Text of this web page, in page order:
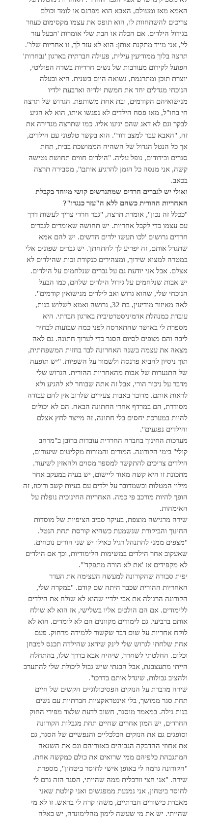
האמא מאז ומעולם, האבא הוא מפרנס או לומד וכולם
צריכים להשתחוות לו, הוא תופס את עצמו מקסימום כעוזר
בגידול הילדים. אם הכלה או הבת שלי אומרות 'הבעל עזר
לי', אני מייד מתקנת אותן: הוא לא עזר לך, זו אחריות שלו".
תרצה בלוך ממודיעין עילית, פעילה חברתית בארגון 'נבחרות'
הפועל לקידום מעורבות של נשים חרדיות בשדה הפוליטי,
יוצרת תוכן ומתרגמת, נשואה היום בשנית. היא ובעלה
הנוכחי מגדלים יחד את חמשת ילדיה וארבעת ילדיו
מנישואיהם הקודמים, ובת אחת משותפת. הגרוש של תרצה
חי בחו"ל, מאז פסח הילדים לא נפגשו איתו, הוא לא הגיע
לבקר וגם לא דאג שהם יגיעו אליו. כמו שתרצה מגדירה את
זה, "האבא עבר למצב דוד". הוא בקשר טלפוני עם הילדים,
אך כל הנטל הגדול של השהיה הממושכת בבית, תחת
סגרים ובידודים, נופל עליה. "הילדים חווים תחושת נטישה
קשה, אני מנסה כל הזמן להרגיע אותם", מסבירה תרצה
בכאב.
ואולי יש לגברים חרדים שמתגרשים קושי מיוחד בקבלת
האחריות ההורית כשהם ללא ה"עזר כנגדו"?
"ככלל זה נכון", אומרת תרצה, "גבר חרדי צריך לעשות דרך
עם עצמו כדי לקבל אחריות. יש תחושה שאומרים לגברים
חרדים גרושים 'לכו תעשו ילדים חדשים. יש להם אמא
שתגדל אותם, זה יפריע לך להתחתן'. יש גברים שפונים אלי
במטרה למצוא שידוך, ומצהירים כנקודת זכות שהילדים לא
אצלם. אבל אני יודעת גם על גברים שנלחמים על הילדים.
יש אבות שנלחמים על גידול הילדים שלהם, כמו הבעל
הנוכחי שלי, שהוא גרוש ואב לילדים מנישואין קודמים".
לאה מאיזור מודיעין, בת 32, גרושה ואמא לשלוש בנות,
עובדת כמנהלת אדמיניסטרטיבית בארגון חברתי. היא
מספרת לי באושר שהתארסה לפני כמה שבועות לבחיר
ליבה והם מצפים לסיום הסגר כדי לערוך חתונה. גם לאה
מצאה את עצמה בשנה האחרונה לבד בחזית המשפחתית,
תוך ניסיון להביא פרנסה ולשמור על השפיות. "יש תופעה
של התנערות של אבות מהאחריות ההורית. הגרוש שלי
מדבר על ניכור הורי, אבל זה אתה שבוחר לא להגיע ולא
לראות אותם. מדובר באבות צעירים שלרוב אין להם עבודה
מסודרת, הם במרדף אחרי החתונה הבאה. הם לא יכולים
להיות במערכת יחסים בלי חתונה, זה מייצר לחץ אצלם
והילדים נפגעים".
מערכות החינוך בחברה החרדית עובדות ברובן ב"מרחב
קולי" בימי הקורונה. המורים והמורות מקליטים שיעורים,
הילדים צריכים להתקשר למספר מסוים ולהאזין לשיעור.
מתכונת זו היא קשה מאוד ליישום, יש בעיה במעקב אחר
מילוי המטלות וכשמדובר על ילדים עם בעיות קשב וריכוז, זה
הופך להיות מורכב פי כמה. האחריות החינוכית נופלת על
האימהות.
שירה מרגישה מוצפת, בעיקר סביב הציפיות של מוסדות
החינוך והביקורת שנשמעת כשהיא קורסת תחת הנטל.
"מצפים ממני להתנהל רגיל כאילו יש שני הורים נוכחים.
שאעקוב אחר הילדים במשימות הלימודיות, וכך אם הילדים
לא מקפידים אז 'את לא הורה מתפקד'".
יפית סבורה שהקורונה למעשה העצימה את העדר
האחריות ההורית שכבר היתה שם קודם. "במקרה שלי,
הקורונה הרגילה את אבי ילדיי שהוא לא שולח את הילדים
ללימודים. אם הם הולכים אליו בשלישי, אז הוא לא שולח
אותם ברביעי. גם לימודים מקוונים הם לא לומדים. הוא לא
לוקח אחריות על שום דבר שקשור ללמידה מרחוק. פעם
אחת שלחתי לגרוש שלי לינק שידאג שהילדה תכנס למבחן
וכלום. החלטתי לשחרר, שיהיה אבא בדרך שלו, בהתחלה
הייתי מתעצבנת, אבל הבנתי שיש גבול ליכולת שלי להתערב
ולהציב גבולות, שיגדל אותם בדרכו".
שירה מדברת על הנזקים הפסיכולוגיים הקשים של חיים
תחת סגר ממושך, בלי אינטראקציות חברתיות עם נשים
בנות גילה. במאמר מוסגר, חשוב לדעת שלצד מפירי החוק
החרדים, יש המון אחרים שחיים תחת מגבלות הקורונה
וסופגים גם את הנזקים הכלכליים והנפשיים של הסגר, גם
את אחוזי ההדבקה הגבוהים באזוריהם וגם את השנאה
המתגבהת כלפיהם ממי שרואים את כולם כמקשה אחת.
"הקורונה גרמה לי באופן אישי לחוסר ביטחון", מספרת
שירה. "אני חצי וורבלית ממה שהייתי, הסגר הזה גרם לי
לחוסר ביטחון, אני נמנעת ממפגשים ואני קולטת שאני
מאבדת כישורים חברתיים, משהו קרה לי בראש. זו לא מי
שהייתי. יש את מי שעשה לימון מהלימונדה, יש כאלה